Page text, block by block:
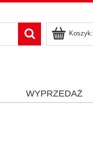
Koszyk:
WYPRZEDAŻ